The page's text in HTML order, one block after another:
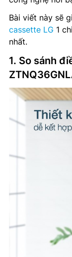
Bài viết này sẽ
cassette LG 1
nhất.
1. So sánh